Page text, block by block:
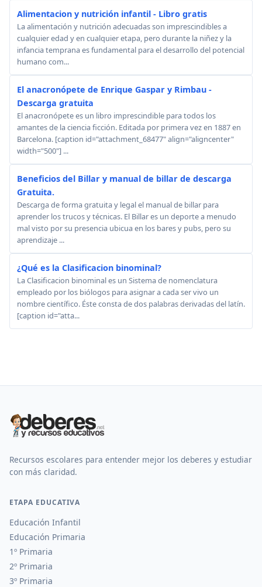
Alimentacion y nutrición infantil - Libro gratis
La alimentación y nutrición adecuadas son imprescindibles a
cualquier edad y en cualquier etapa, pero durante la niñez y la
infancia temprana es fundamental para el desarrollo del potencial
humano com...
El anacronópete de Enrique Gaspar y Rimbau -
Descarga gratuita
El anacronópete es un libro imprescindible para todos los
amantes de la ciencia ficción. Editada por primera vez en 1887 en
Barcelona. [caption id="attachment_68477" align="aligncenter"
width="500"] ...
Beneficios del Billar y manual de billar de descarga
Gratuita.
Descarga de forma gratuita y legal el manual de billar para
aprender los trucos y técnicas. El Billar es un deporte a menudo
mal visto por su presencia ubicua en los bares y pubs, pero su
aprendizaje ...
¿Qué es la Clasificacion binominal?
La Clasificacion binominal es un Sistema de nomenclatura
empleado por los biólogos para asignar a cada ser vivo un
nombre científico. Éste consta de dos palabras derivadas del latín.
[caption id="atta...
Recursos escolares para entender mejor los deberes y estudiar
con más claridad.
ETAPA EDUCATIVA
Educación Infantil
Educación Primaria
1º Primaria
2º Primaria
3º Primaria